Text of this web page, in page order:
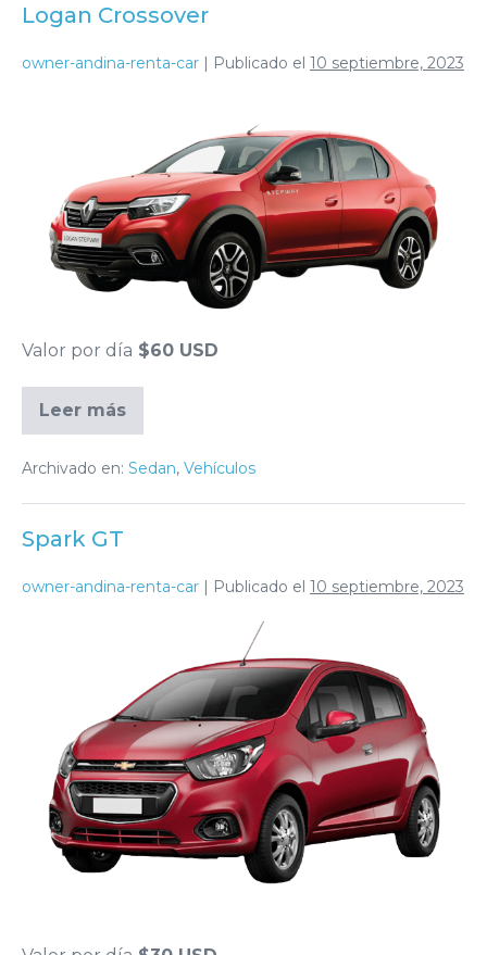
Logan Crossover
owner-andina-renta-car | Publicado el 10 septiembre, 2023
Valor por día $60 USD
Leer más
Archivado en: Sedan, Vehículos
Spark GT
owner-andina-renta-car | Publicado el 10 septiembre, 2023